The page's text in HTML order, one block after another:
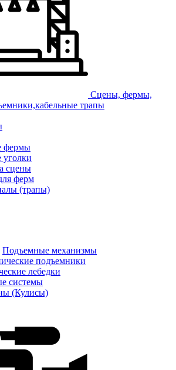
Сцены, фермы,
трапы
фермы
сцены
ферм
(трапы)
Подъемные механизмы
подъемники
лебедки
системы
(Кулисы)